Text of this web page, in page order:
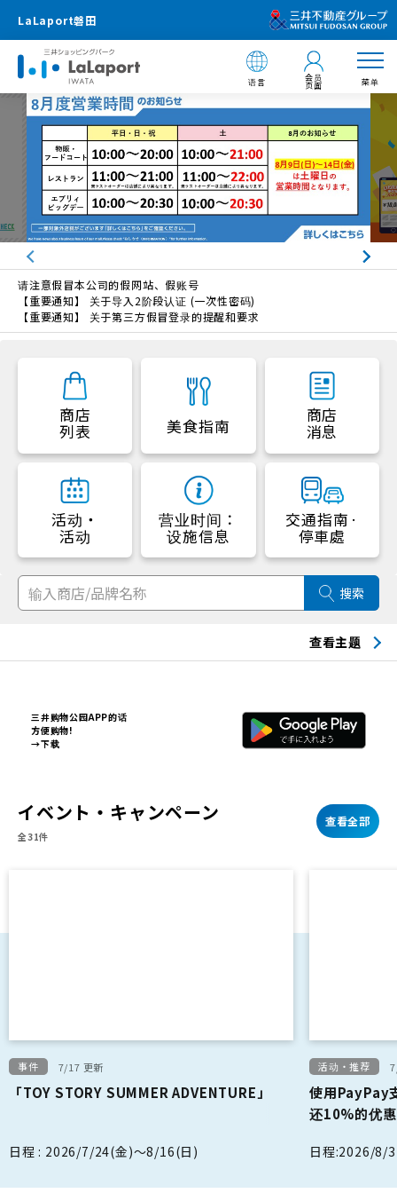
LaLaport磐田
语言 会员
页面 菜单
请注意假冒本公司的假网站、假账号
【重要通知】 关于导入2阶段认证 (一次性密码)
【重要通知】 关于第三方假冒登录的提醒和要求
商店
列表 美食指南
商店
消息
活动・
活动
营业时间：
设施信息
交通指南·
停車處
搜索
查看主题
三井购物公园APP的话
方便购物!
→下载
イベント・キャンペーン
全31件
查看全部
事件 7/17 更新
「TOY STORY SUMMER ADVENTURE」
日程 : 2026/7/24(金)～8/16(日)
活动・推荐
使用PayPay
还10%的优
日程:2026/8/